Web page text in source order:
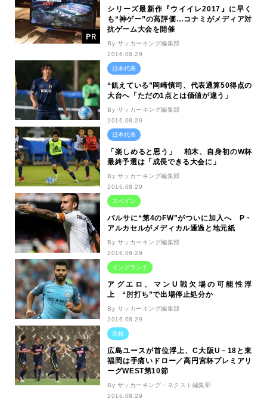
シリーズ最新作『ウイイレ2017』に早く
も“神ゲー”の高評価…コナミがメディア対
抗ゲーム大会を開催
By サッカーキング編集部
2016.08.29
日本代表
“飢えている”岡崎慎司、代表通算50得点の
大台へ「ただの1点とは価値が違う」
By サッカーキング編集部
2016.08.29
日本代表
「楽しめると思う」 柏木、自身初のW杯
最終予選は「成長できる大会に」
By サッカーキング編集部
2016.08.29
スペイン
バルサに“第4のFW”がついに加入へ P・
アルカセルがメディカル通過と地元紙
By サッカーキング編集部
2016.08.29
イングランド
アグエロ、マンU戦欠場の可能性浮
上 “肘打ち”で出場停止処分か
By サッカーキング編集部
2016.08.29
高校
広島ユースが首位浮上、C大阪U－18と東
福岡は手痛いドロー／高円宮杯プレミアリ
ーグWEST第10節
By サッカーキング・ネクスト編集部
2016.08.29